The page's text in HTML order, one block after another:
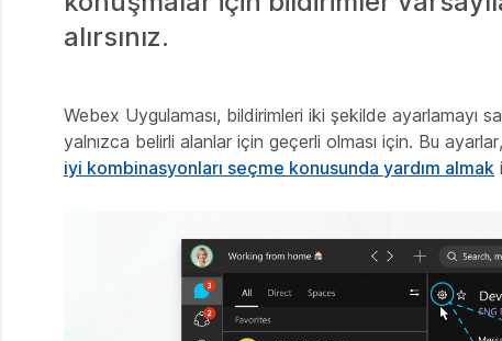
alırsınız.
Webex Uygulaması, bildirimleri iki şekilde ayarlamayı
yalnızca belirli alanlar için geçerli olması için. Bu
iyi kombinasyonları seçme konusunda yardım almak